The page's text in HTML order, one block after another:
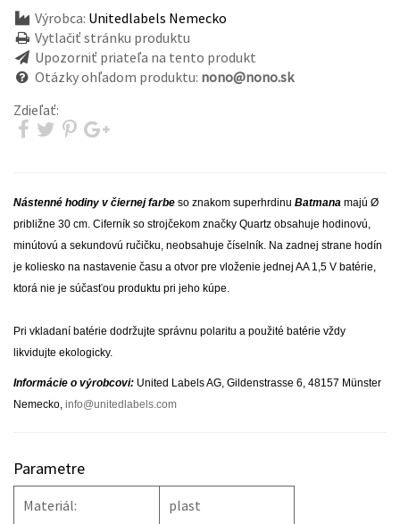
Výrobca: Unitedlabels Nemecko
Vytlačiť stránku produktu
Upozorniť priateľa na tento produkt
Otázky ohľadom produktu: nono@nono.sk
Zdieľať:
Nástenné hodiny v čiernej farbe so znakom superhrdinu Batmana majú Ø
približne 30 cm. Ciferník so strojčekom značky Quartz obsahuje hodinovú,
minútovú a sekundovú ručičku, neobsahuje číselník. Na zadnej strane hodín
je koliesko na nastavenie času a otvor pre vloženie jednej AA 1,5 V batérie,
ktorá nie je súčasťou produktu pri jeho kúpe.
Pri vkladaní batérie dodržujte správnu polaritu a použité batérie vždy
likvidujte ekologicky.
Informácie o výrobcovi: United Labels AG, Gildenstrasse 6, 48157 Münster
Nemecko, info@unitedlabels.com
Parametre
Materiál: plast